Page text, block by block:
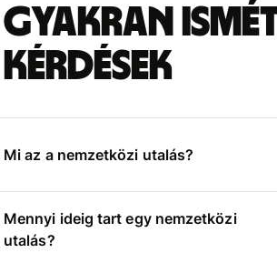
Gyakran
kérdések
Mi az a nemzetközi utalás?
Mennyi ideig tart egy nemzetközi
utalás?